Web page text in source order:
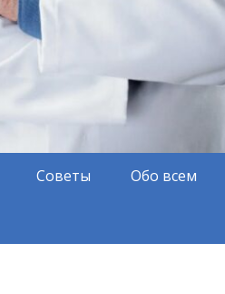
Советы Обо всем